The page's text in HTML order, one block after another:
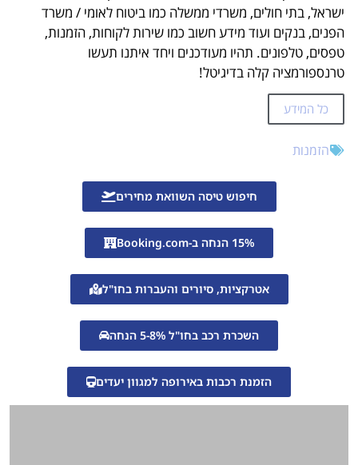
ישראל, בתי חולים, משרדי ממשלה כמו ביטוח לאומי / משרד
הפנים, בנקים ועוד מידע חשוב כמו שירות לקוחות, הזמנות,
טפסים, טלפונים. תהיו מעודכנים ויחד איתנו תעשו
טרנספורמציה קלה בדיגיטל!
כל המידע
הזמנות
חיפוש טיסה השוואת מחירים
15% הנחה ב-Booking.com
אטרקציות, סיורים והעברות בחו"ל
השכרת רכב בחו"ל 5-8% הנחה
הזמנת רכבות באירופה למגוון יעדים